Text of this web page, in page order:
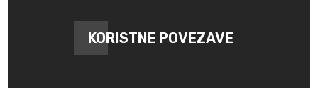
KORISTNE POVEZAVE